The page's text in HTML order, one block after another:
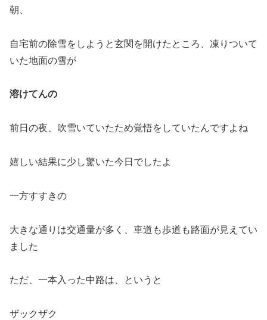
朝、
自宅前の除雪をしようと玄関を開けたところ、凍りついて
いた地面の雪が
溶けてんの
前日の夜、吹雪いていたため覚悟をしていたんですよね
嬉しい結果に少し驚いた今日でしたよ
一方すすきの
大きな通りは交通量が多く、車道も歩道も路面が見えてい
ました
ただ、一本入った中路は、というと
ザックザク